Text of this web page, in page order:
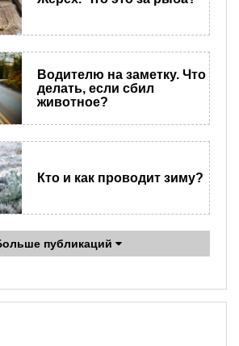
Водителю на заметку. Что
делать, если сбил
животное?
Кто и как проводит зиму?
публикаций